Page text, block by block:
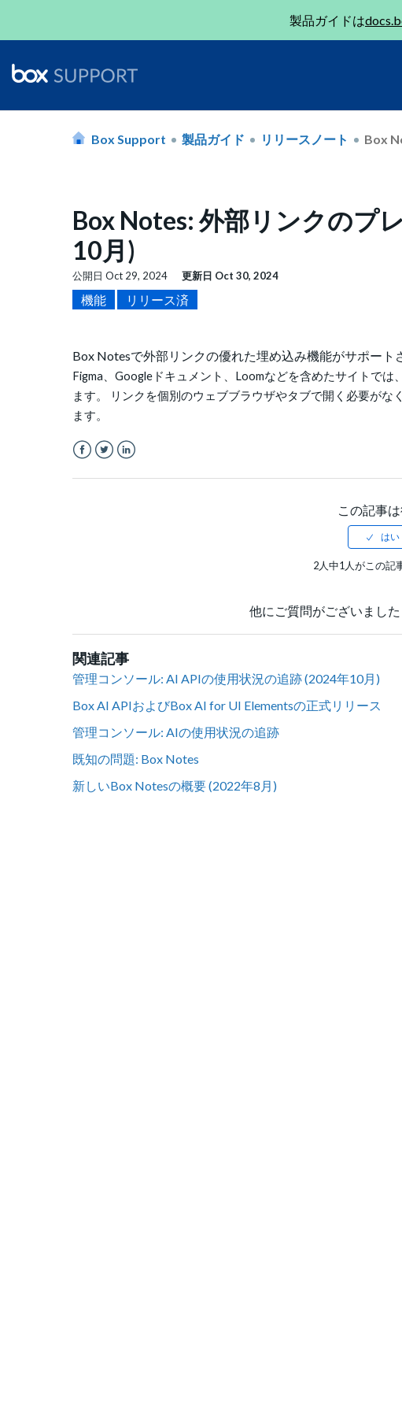
製品ガイドは
Box Support 製品ガイド リリースノート Box
Box Notes: 外部リンクのプ
10月)
公開日 Oct 29, 2024 更新日 Oct 30, 2024
機能 リリース済
Box Notesで外部リンクの優れた埋め込み機能がサポート
Figma、Googleドキュメント、Loomなどを含めたサイトで
ます。 リンクを個別のウェブブラウザやタブで開く必要が
ます。
この記事
2人中1人がこの記
他にご質問がございました
関連記事
管理コンソール: AI APIの使用状況の追跡 (2024年10月)
Box AI APIおよびBox AI for UI Elementsの正式リリース
管理コンソール: AIの使用状況の追跡
既知の問題: Box Notes
新しいBox Notesの概要 (2022年8月)